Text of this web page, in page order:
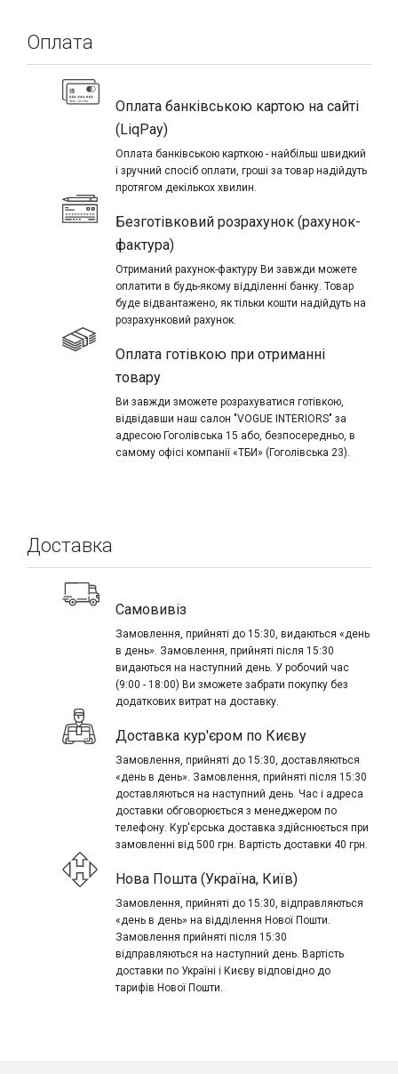
Оплата
Оплата банківською картою на сайті
(LiqPay)
Оплата банківською карткою - найбільш швидкий
і зручний спосіб оплати, гроші за товар надійдуть
протягом декількох хвилин.
Безготівковий розрахунок (рахунок-
фактура)
Отриманий рахунок-фактуру Ви завжди можете
оплатити в будь-якому відділенні банку. Товар
буде відвантажено, як тільки кошти надійдуть на
розрахунковий рахунок.
Оплата готівкою при отриманні
товару
Ви завжди зможете розрахуватися готівкою,
відвідавши наш салон "VOGUE INTERIORS" за
адресою Гоголівська 15 або, безпосередньо, в
самому офісі компанії «ТБИ» (Гоголівська 23).
Доставка
Самовивіз
Замовлення, прийняті до 15:30, видаються «день
в день». Замовлення, прийняті після 15:30
видаються на наступний день. У робочий час
(9:00 - 18:00) Ви зможете забрати покупку без
додаткових витрат на доставку.
Доставка кур'єром по Києву
Замовлення, прийняті до 15:30, доставляються
«день в день». Замовлення, прийняті після 15:30
доставляються на наступний день. Час і адреса
доставки обговорюється з менеджером по
телефону. Кур'єрська доставка здійснюється при
замовленні від 500 грн. Вартість доставки 40 грн.
Нова Пошта (Україна, Київ)
Замовлення, прийняті до 15:30, відправляються
«день в день» на відділення Нової Пошти.
Замовлення прийняті після 15:30
відправляються на наступний день. Вартість
доставки по Україні і Києву відповідно до
тарифів Нової Пошти.